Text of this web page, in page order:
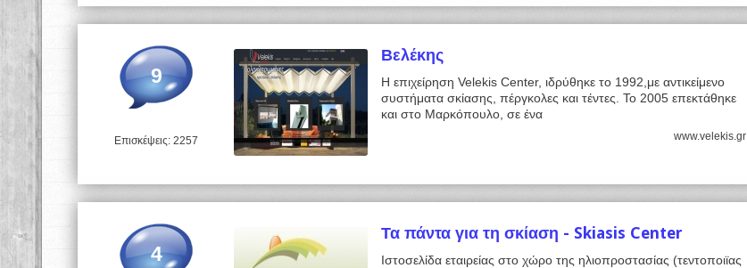
9
Επισκέψεις: 2257
Βελέκης
Η επιχείρηση Velekis Center, ιδρύθηκε το 1992,με αντικείμενο
συστήματα σκίασης, πέργκολες και τέντες. Το 2005 επεκτάθηκε
και στο Μαρκόπουλο, σε ένα
www.velekis.gr
4
Τα πάντα για τη σκίαση - Skiasis Center
Ιστοσελίδα εταιρείας στο χώρο της ηλιοπροστασίας (τεντοποιϊας